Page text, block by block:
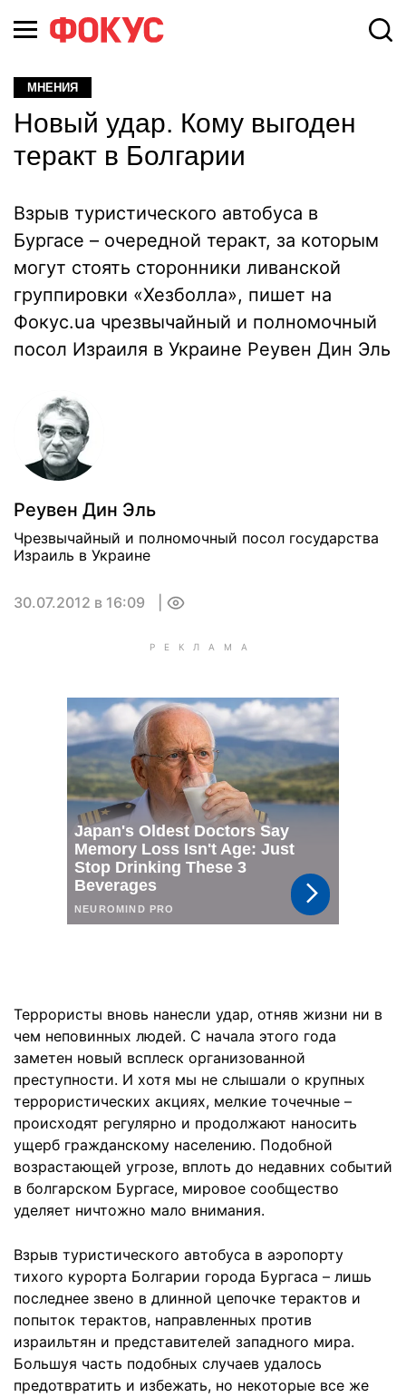
МНЕНИЯ
Новый удар. Кому выгоден
теракт в Болгарии
Взрыв туристического автобуса в
Бургасе – очередной теракт, за которым
могут стоять сторонники ливанской
группировки «Хезболла», пишет на
Фокус.ua чрезвычайный и полномочный
посол Израиля в Украине Реувен Дин Эль
Реувен Дин Эль
Чрезвычайный и полномочный посол государства
Израиль в Украине
30.07.2012 в 16:09
Террористы вновь нанесли удар, отняв жизни ни в
чем неповинных людей. С начала этого года
заметен новый всплеск организованной
преступности. И хотя мы не слышали о крупных
террористических акциях, мелкие точечные –
происходят регулярно и продолжают наносить
ущерб гражданскому населению. Подобной
возрастающей угрозе, вплоть до недавних событий
в болгарском Бургасе, мировое сообщество
уделяет ничтожно мало внимания.
Взрыв туристического автобуса в аэропорту
тихого курорта Болгарии города Бургаса – лишь
последнее звено в длинной цепочке терактов и
попыток терактов, направленных против
израильтян и представителей западного мира.
Большуя часть подобных случаев удалось
предотвратить и избежать, но некоторые все же